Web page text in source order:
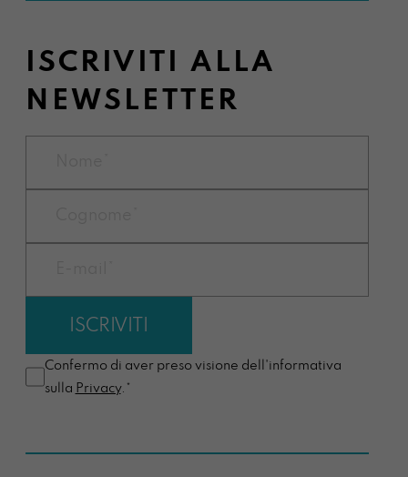
ISCRIVITI ALLA
NEWSLETTER
Confermo di aver preso visione dell'informativa
sulla Privacy.*